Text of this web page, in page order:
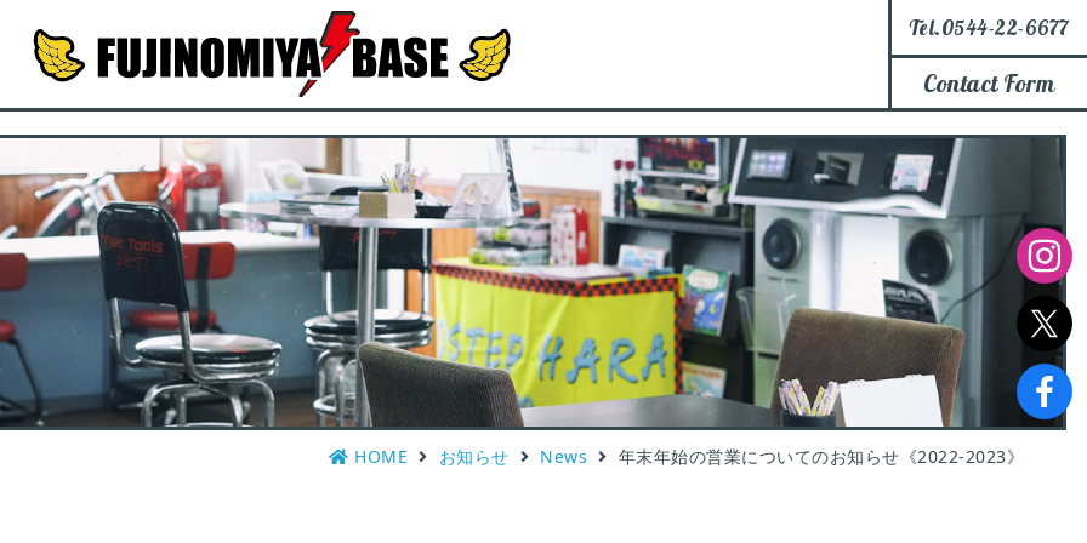
Tel.0544-22-6677
Contact Form
HOME お知らせ News 年末年始の営業についてのお知らせ《2022-2023》